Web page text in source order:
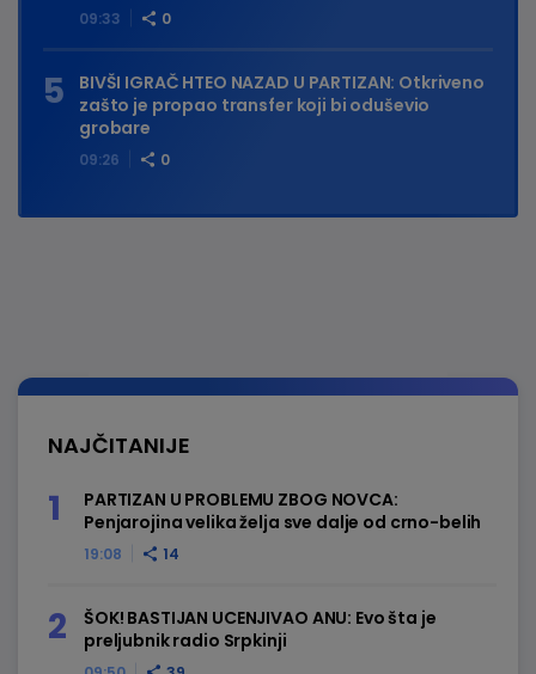
09:33 0
09:26 0
BIVŠI IGRAČ HTEO NAZAD U PARTIZAN: Otkriveno
zašto je propao transfer koji bi oduševio
grobare
NAJČITANIJE
19:08 14
PARTIZAN U PROBLEMU ZBOG NOVCA:
Penjarojina velika želja sve dalje od crno-belih
ŠOK! BASTIJAN UCENJIVAO ANU: Evo šta je
preljubnik radio Srpkinji